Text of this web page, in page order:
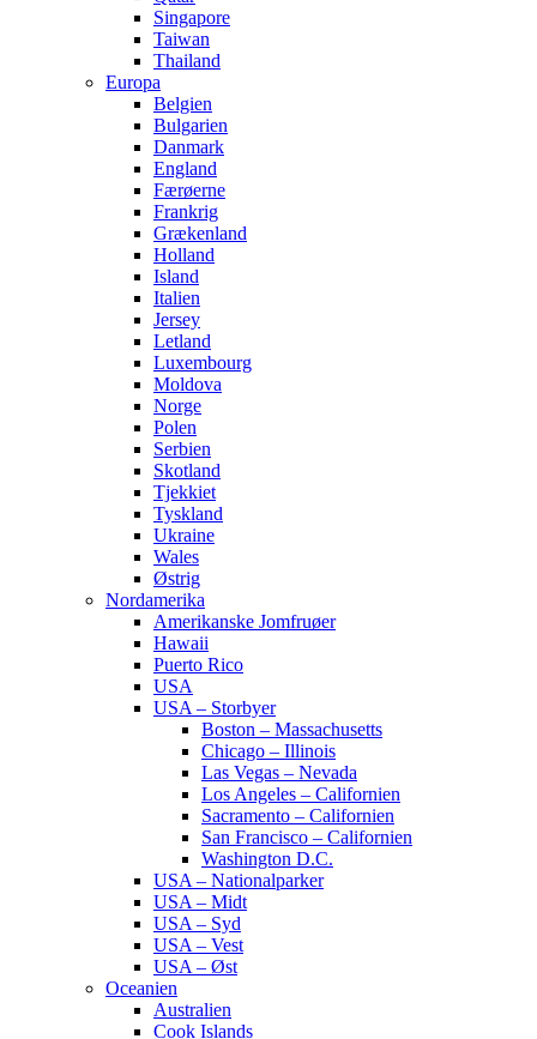
Singapore
Taiwan
Thailand
Europa
Belgien
Bulgarien
Danmark
England
Færøerne
Frankrig
Grækenland
Holland
Island
Italien
Jersey
Letland
Luxembourg
Moldova
Norge
Polen
Serbien
Skotland
Tjekkiet
Tyskland
Ukraine
Wales
Østrig
Nordamerika
Amerikanske Jomfruøer
Hawaii
Puerto Rico
USA
USA – Storbyer
Boston – Massachusetts
Chicago – Illinois
Las Vegas – Nevada
Los Angeles – Californien
Sacramento – Californien
San Francisco – Californien
Washington D.C.
USA – Nationalparker
USA – Midt
USA – Syd
USA – Vest
USA – Øst
Oceanien
Australien
Cook Islands